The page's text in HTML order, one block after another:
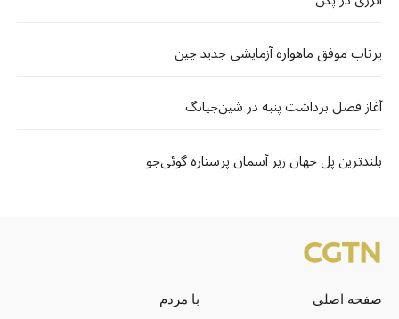
پرتاب موفق ماهواره آزمایشی جدید چین
آغاز فصل برداشت پنبه در شین‌جیانگ
بلندترین پل جهان زیر آسمان پرستاره گوئی‌جو
صفحه اصلی
با مردم